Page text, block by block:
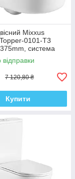
Mixxus
0101-T3
система
1.0 (MP6476)
7 120,80 ₴
Купити